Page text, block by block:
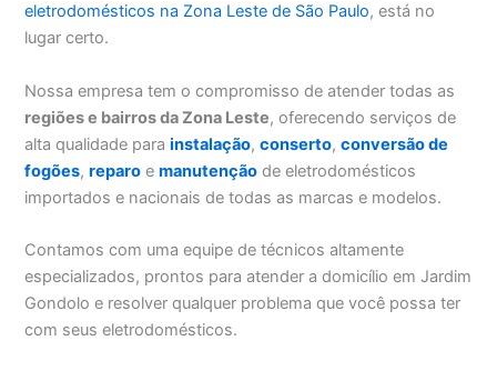
eletrodomésticos na Zona Leste de São Paulo, está no
lugar certo.
Nossa empresa tem o compromisso de atender todas as
regiões e bairros da Zona Leste, oferecendo serviços de
alta qualidade parainstalação,conserto,conversão de
fogões,reparo emanutenção de eletrodomésticos
importados e nacionais de todas as marcas e modelos.
Contamos com uma equipe de técnicos altamente
especializados, prontos para atender a domicílio em Jardim
Gondolo e resolver qualquer problema que você possa ter
com seus eletrodomésticos.